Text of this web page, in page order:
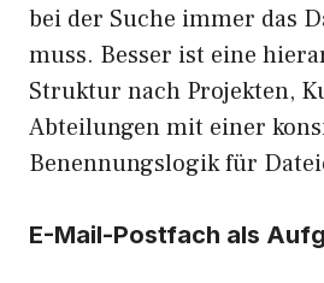
bei der Suche immer das
muss. Besser ist eine
Struktur nach Projekten,
Abteilungen mit einer
Benennungslogik für
E-Mail-Postfach als